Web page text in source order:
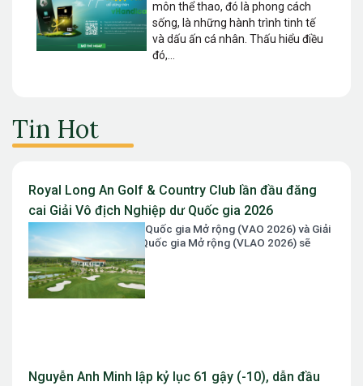
môn thể thao, đó là phong cách
sống, là những hành trình tinh tế
và dấu ấn cá nhân. Thấu hiểu điều
đó,...
Tin Hot
Royal Long An Golf & Country Club lần đầu đăng
cai Giải Vô địch Nghiệp dư Quốc gia 2026
Giải Vô địch Nghiệp dư Quốc gia Mở rộng (VAO 2026) và Giải
Vô địch Nữ Nghiệp dư Quốc gia Mở rộng (VLAO 2026) sẽ
chính thức diễn ra...
Nguyễn Anh Minh lập kỷ lục 61 gậy (-10), dẫn đầu